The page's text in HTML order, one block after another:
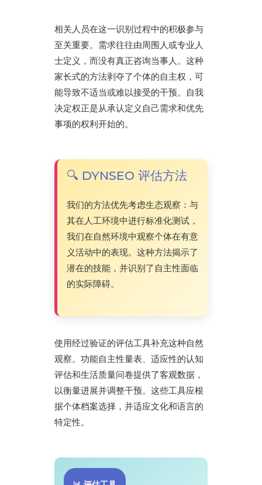
相关人员在这一识别过程中的积极参与
至关重要。需求往往由周围人或专业人
士定义，而没有真正咨询当事人。这种
家长式的方法剥夺了个体的自主权，可
能导致不适当或难以接受的干预。自我
决定权正是从承认定义自己需求和优先
事项的权利开始的。
🔍 DYNSEO 评估方法
我们的方法优先考虑生态观察：与
其在人工环境中进行标准化测试，
我们在自然环境中观察个体在有意
义活动中的表现。这种方法揭示了
潜在的技能，并识别了自主性面临
的实际障碍。
使用经过验证的评估工具补充这种自然
观察。功能自主性量表、适应性的认知
评估和生活质量问卷提供了客观数据，
以衡量进展并调整干预。这些工具应根
据个体档案选择，并适应文化和语言的
特定性。